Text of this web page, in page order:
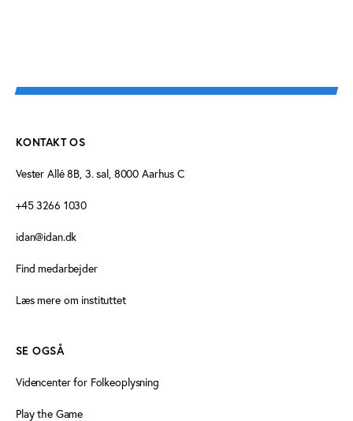
KONTAKT OS
Vester Allé 8B, 3. sal, 8000 Aarhus C
+45 3266 1030
idan@idan.dk
Find medarbejder
Læs mere om instituttet
SE OGSÅ
Videncenter for Folkeoplysning
Play the Game